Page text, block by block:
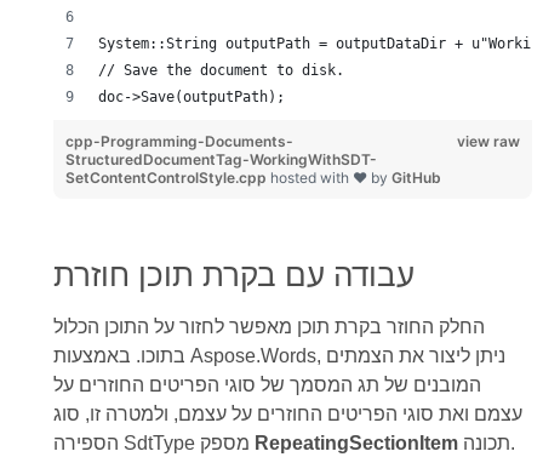
System::String outputPath = outputDataDir +
// Save the document to disk.
doc->Save(outputPath);
view raw
cpp-Programming-Documents-
StructuredDocumentTag-WorkingWithSDT-
SetContentControlStyle.cpp hosted with ❤ by GitHub
החלק החוזר בקרת תוכן מאפשר לחזור על התוכן הכלול
בתוכו. באמצעות Aspose.Words, ניתן ליצור את הצמתים
המובנים של תג המסמך של סוגי הפריטים החוזרים על
עצמם ואת סוגי הפריטים החוזרים על עצמם, ולמטרה זו, סוג
RepeatingSectionItem תכונה.